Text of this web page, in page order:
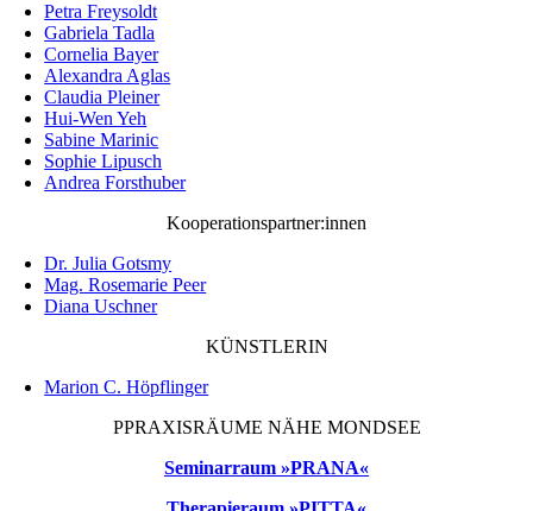
Petra Freysoldt
Gabriela Tadla
Cornelia Bayer
Alexandra Aglas
Claudia Pleiner
Hui-Wen Yeh
Sabine Marinic
Sophie Lipusch
Andrea Forsthuber
Kooperationspartner:innen
Dr. Julia Gotsmy
Mag. Rosemarie Peer
Diana Uschner
KÜNSTLERIN
Marion C. Höpflinger
PPRAXISRÄUME NÄHE MONDSEE
Seminarraum »PRANA«